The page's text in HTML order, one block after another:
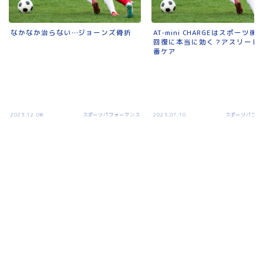
なかなか治らない…ジョーンズ骨折
2023.12.08 スポーツパフォーマンス
AT-mini CHARGEはスポーツ後
回復に本当に効く？アスリート
番ケア
2025.07.10 スポーツパフ